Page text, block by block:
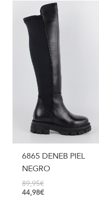
6865 DENEB PIEL
NEGRO
89,95€
44,98€